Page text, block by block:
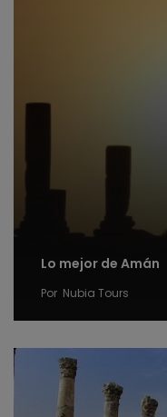
Lo mejor de Amán
Por Nubia Tours